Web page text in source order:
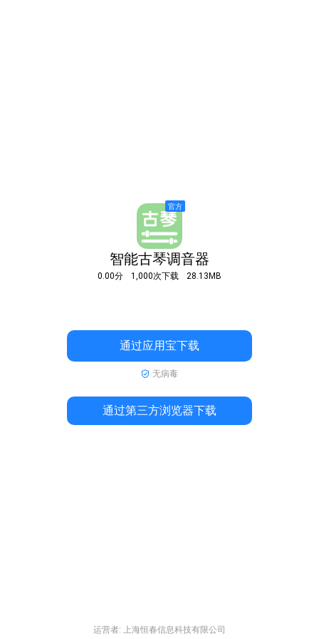
智能古琴调音器
0.00分 1,000次下载 28.13MB
通过应用宝下载
无病毒
通过第三方浏览器下载
运营者: 上海恒春信息科技有限公司